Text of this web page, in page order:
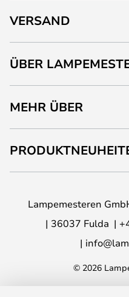
VERSAND
ÜBER
MEHR ÜBER
Lampemesteren
36037 Fulda
© 2026